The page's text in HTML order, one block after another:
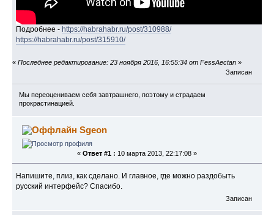
Подробнее -https://habrahabr.ru/post/310988/
https://habrahabr.ru/post/315910/
« Последнее редактирование: 23 ноября 2016, 16:55:34 от FessAectan »
Записан
Мы переоцениваем себя завтрашнего, поэтому и страдаем
прокрастинацией.
Sgeon
« Ответ #1 : 10 марта 2013, 22:17:08 »
Напишите, плиз, как сделано. И главное, где можно раздобыть
русский интерфейс? Спасибо.
Записан